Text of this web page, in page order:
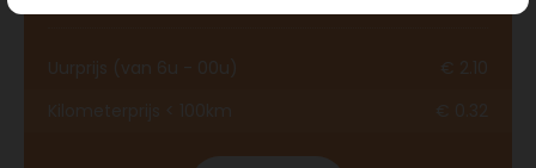
Uurprijs (van 6u - 00u)
€ 2.10